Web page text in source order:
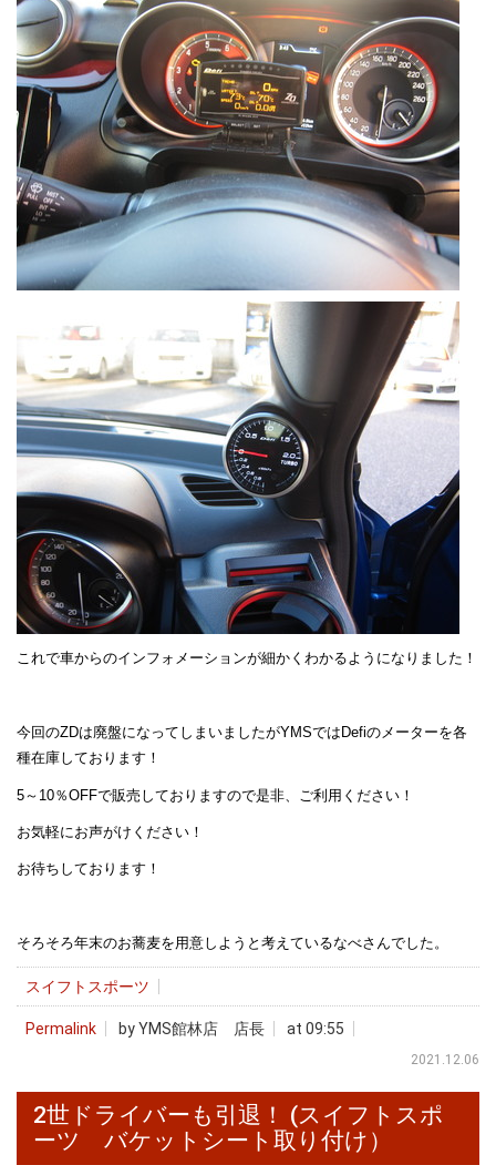
これで車からのインフォメーションが細かくわかるようになりました！
今回のZDは廃盤になってしまいましたがYMSではDefiのメーターを各
種在庫しております！
5～10％OFFで販売しておりますので是非、ご利用ください！
お気軽にお声がけください！
お待ちしております！
そろそろ年末のお蕎麦を用意しようと考えているなべさんでした。
スイフトスポーツ
Permalink by YMS館林店 店長 at 09:55
2021.12.06
2世ドライバーも引退！ (スイフトスポ
ーツ バケットシート取り付け）